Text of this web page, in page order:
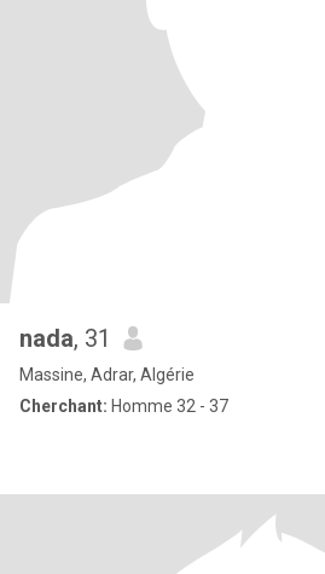
nada, 31
Massine, Adrar, Algérie
Cherchant: Homme 32 - 37